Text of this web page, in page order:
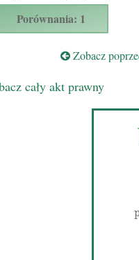
Porównania: 1
Zobacz
cały akt prawny